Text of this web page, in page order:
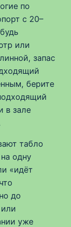
по
с 20–
или
запас
берите
в зале
табло
одну
«идёт
до
уже